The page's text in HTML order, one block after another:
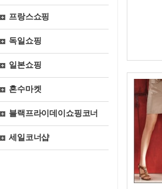
프랑스쇼핑
독일쇼핑
일본쇼핑
혼수마켓
블랙프라이데이쇼핑코너
세일코너샵